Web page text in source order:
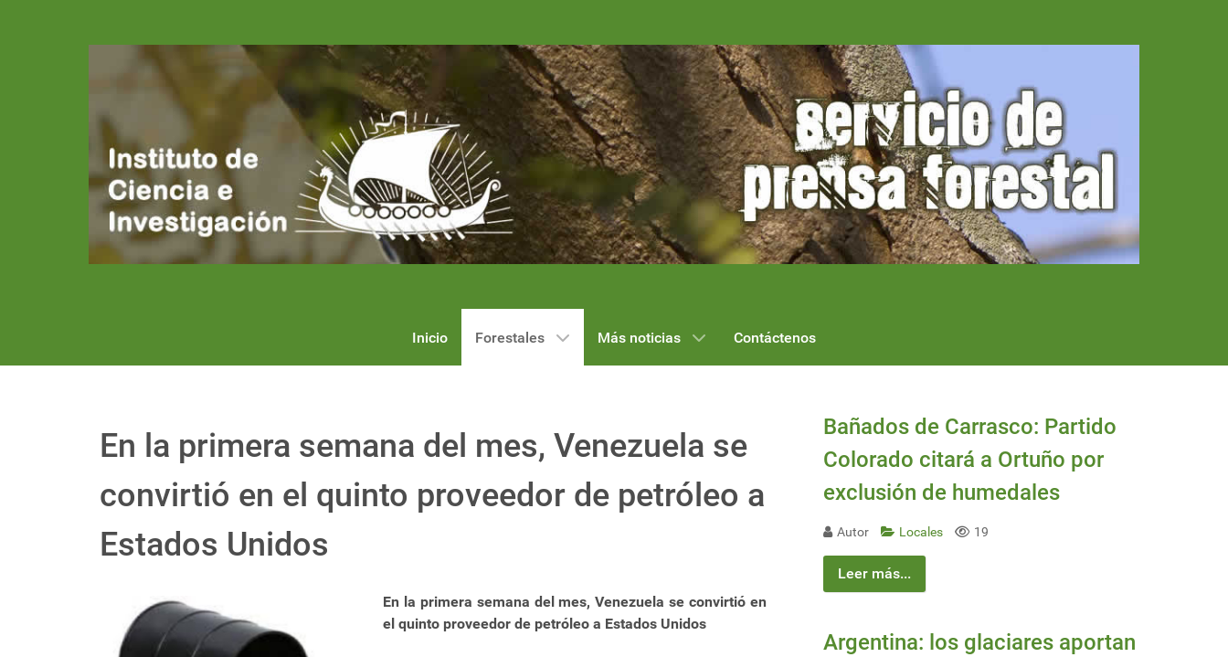
Inicio Forestales Más noticias Contáctenos
En la primera semana del mes, Venezuela se
convirtió en el quinto proveedor de petróleo a
Estados Unidos
En la primera semana del mes, Venezuela se convirtió en
el quinto proveedor de petróleo a Estados Unidos
Bañados de Carrasco: Partido
Colorado citará a Ortuño por
exclusión de humedales
Autor Locales 19
Leer más...
Argentina: los glaciares aportan